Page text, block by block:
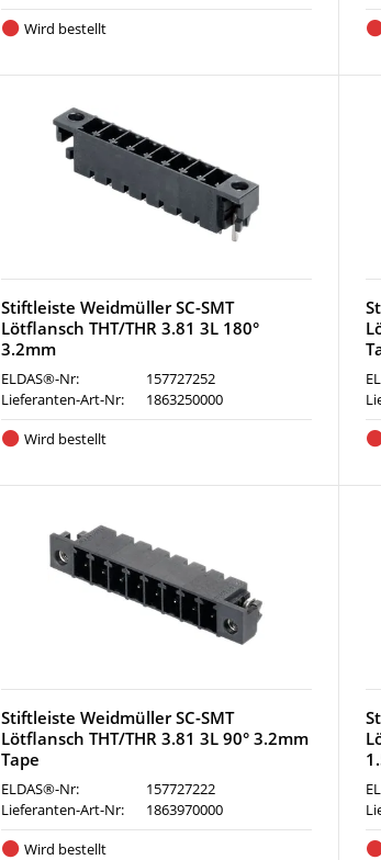
Wird bestellt
Stiftleiste Weidmüller SC-SMT
Lötflansch THT/THR 3.81 3L 180°
3.2mm
ELDAS®-Nr:
157727252
Lieferanten-Art-Nr:
1863250000
Wird bestellt
Stiftleiste Weidmüller SC-SMT
Lötflansch THT/THR 3.81 3L 90° 3.2mm
Tape
ELDAS®-Nr:
157727222
Lieferanten-Art-Nr:
1863970000
Wird bestellt